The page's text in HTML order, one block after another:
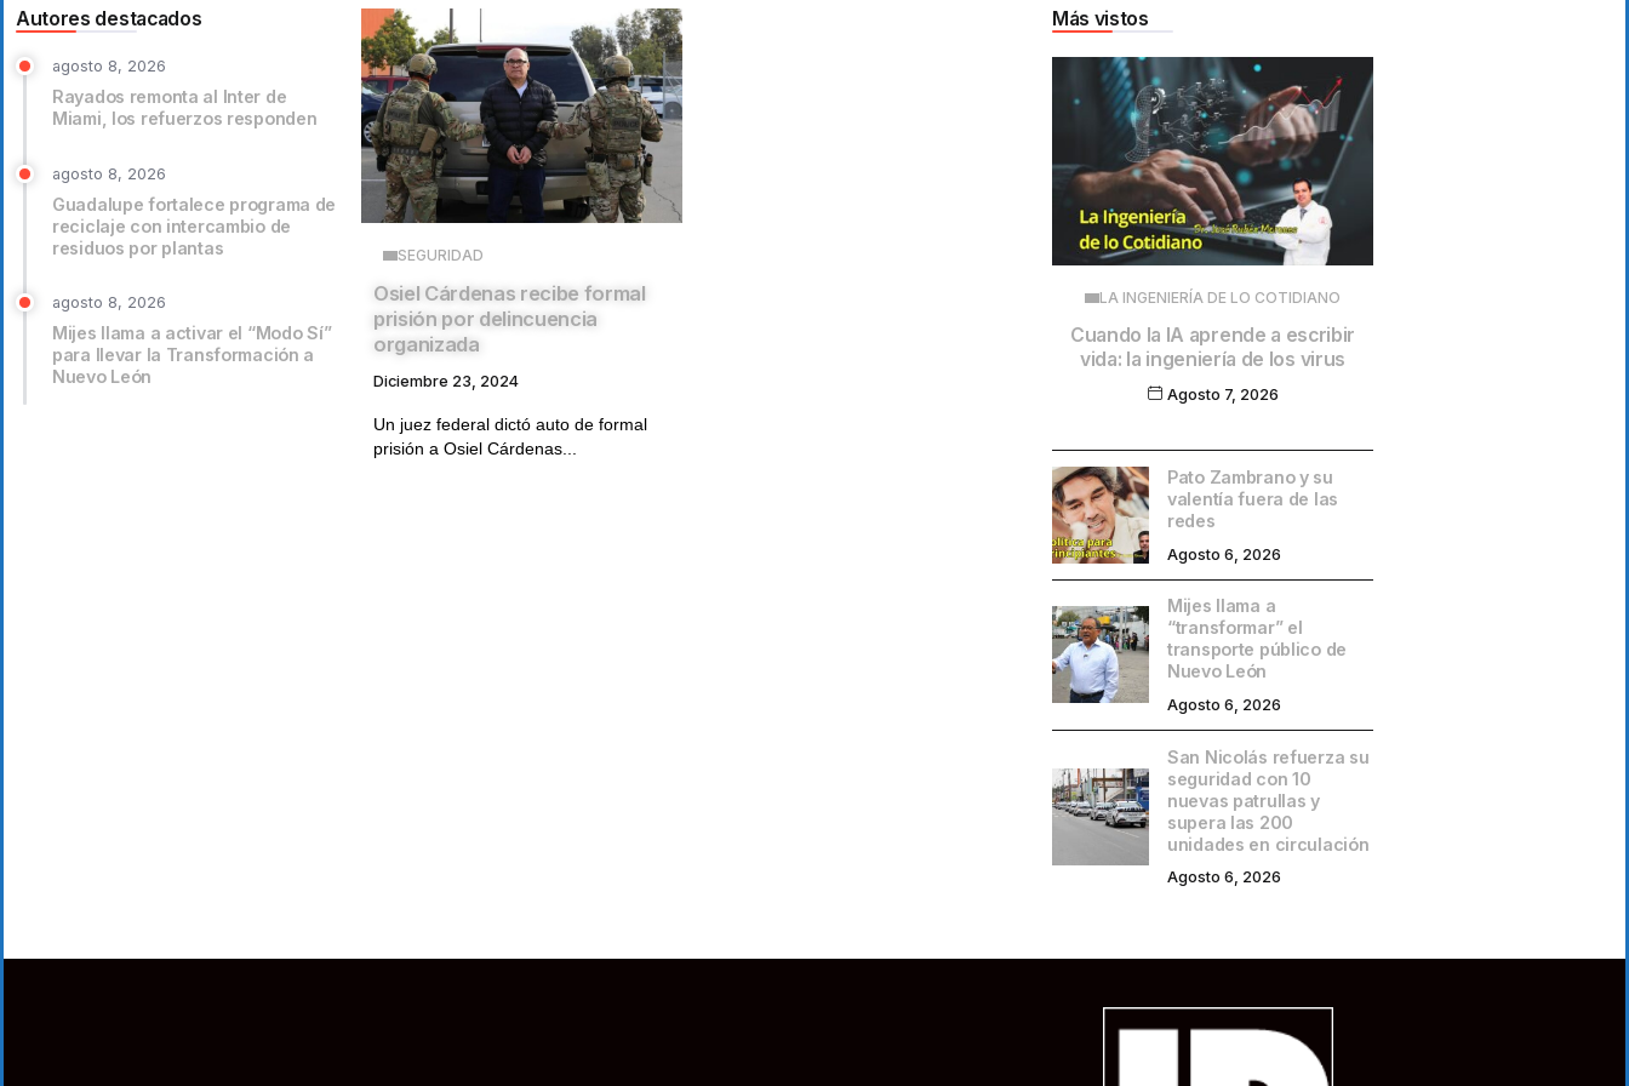
Autores destacados
agosto 8, 2026
Rayados remonta al Inter de
Miami, los refuerzos responden
agosto 8, 2026
Guadalupe fortalece programa de
reciclaje con intercambio de
residuos por plantas
agosto 8, 2026
Mijes llama a activar el “Modo Sí”
para llevar la Transformación a
Nuevo León
SEGURIDAD
Osiel Cárdenas recibe formal
prisión por delincuencia
organizada
Diciembre 23, 2024
Un juez federal dictó auto de formal
prisión a Osiel Cárdenas...
Más vistos
LA INGENIERÍA DE LO COTIDIANO
Cuando la IA aprende a escribir
vida: la ingeniería de los virus
Agosto 7, 2026
Pato Zambrano y su
valentía fuera de las
redes
Agosto 6, 2026
Mijes llama a
“transformar” el
transporte público de
Nuevo León
Agosto 6, 2026
San Nicolás refuerza su
seguridad con 10
nuevas patrullas y
supera las 200
unidades en circulación
Agosto 6, 2026